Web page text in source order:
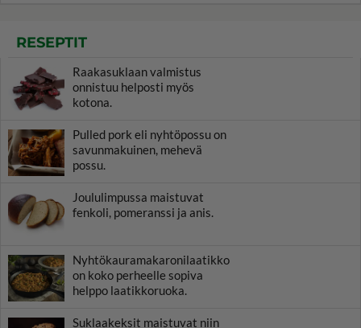
RESEPTIT
Raakasuklaan valmistus
onnistuu helposti myös
kotona.
Pulled pork eli nyhtöpossu on
savunmakuinen, mehevä
possu.
Joululimpussa maistuvat
fenkoli, pomeranssi ja anis.
Nyhtökauramakaronilaatikko
on koko perheelle sopiva
helppo laatikkoruoka.
Suklaakeksit maistuvat niin